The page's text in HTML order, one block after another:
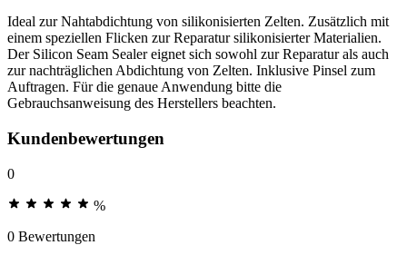
Ideal zur Nahtabdichtung von silikonisierten Zelten. Zusätzlich mit
einem speziellen Flicken zur Reparatur silikonisierter Materialien.
Der Silicon Seam Sealer eignet sich sowohl zur Reparatur als auch
zur nachträglichen Abdichtung von Zelten. Inklusive Pinsel zum
Auftragen. Für die genaue Anwendung bitte die
Gebrauchsanweisung des Herstellers beachten.
Kundenbewertungen
0
%
0 Bewertungen